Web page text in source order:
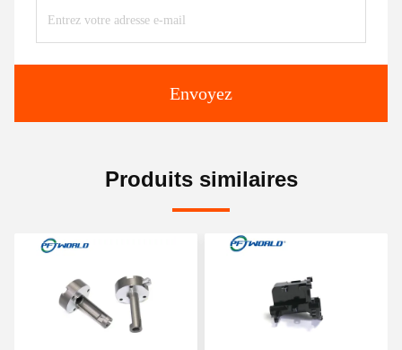
Envoyez
Produits similaires